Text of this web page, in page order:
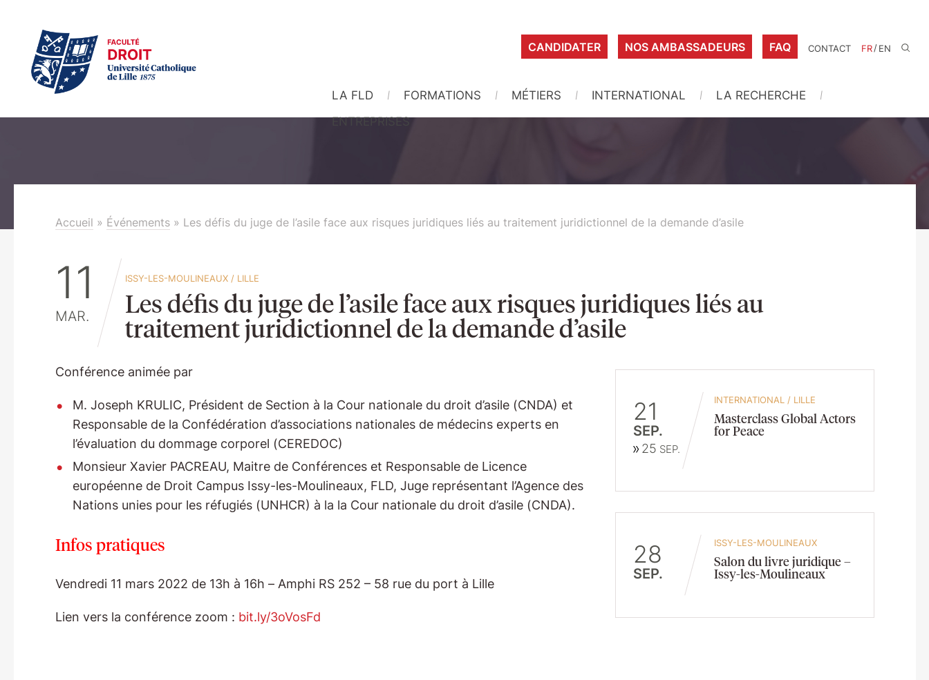
CANDIDATER NOS AMBASSADEURS FAQ CONTACT FR/EN
LA FLD FORMATIONS MÉTIERS INTERNATIONAL
LA RECHERCHE
ENTREPRISES
Accueil » Événements» Les défis du juge de l’asile face aux risques juridiques liés au traitement juridictionnel de la demande d’asile
11
MAR.
ISSY-LES-MOULINEAUX/ LILLE
Les défis du juge de l’asile face aux risques juridiques liés au
traitement juridictionnel de la demande d’asile
Conférence animée par
M. Joseph KRULIC, Président de Section à la Cour nationale du droit d’asile (CNDA) et
Responsable de la Confédération d’associations nationales de médecins experts en
l’évaluation du dommage corporel (CEREDOC)
Monsieur Xavier PACREAU, Maitre de Conférences et Responsable de Licence
européenne de Droit Campus Issy-les-Moulineaux, FLD, Juge représentant l’Agence des
Nations unies pour les réfugiés (UNHCR) à la la Cour nationale du droit d’asile (CNDA).
Infos pratiques
Vendredi 11 mars 2022 de 13h à 16h – Amphi RS 252 – 58 rue du port à Lille
Lien vers la conférence zoom : bit.ly/3oVosFd
21
SEP.
25 SEP.
INTERNATIONAL / LILLE
Masterclass Global Actors
for Peace
28
SEP.
ISSY-LES-MOULINEAUX
Salon du livre juridique –
Issy-les-Moulineaux